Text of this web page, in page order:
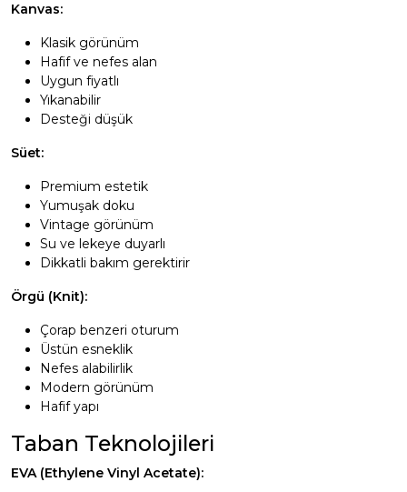
Kanvas:
Klasik görünüm
Hafif ve nefes alan
Uygun fiyatlı
Yıkanabilir
Desteği düşük
Süet:
Premium estetik
Yumuşak doku
Vintage görünüm
Su ve lekeye duyarlı
Dikkatli bakım gerektirir
Örgü (Knit):
Çorap benzeri oturum
Üstün esneklik
Nefes alabilirlik
Modern görünüm
Hafif yapı
Taban Teknolojileri
EVA (Ethylene Vinyl Acetate):